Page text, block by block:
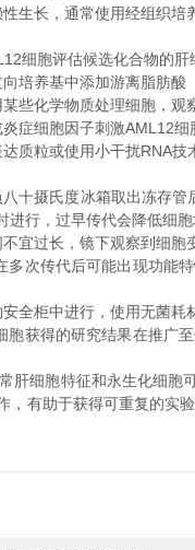
长，通常使用经组织培
胞评估候选化合物的肝
养基中添加游离脂肪酸
化学物质处理细胞，观
细胞因子刺激AML12细
粒或使用小干扰RNA技
摄氏度冰箱取出冻存管
进行，过早传代会降低细
过长，镜下观察到细胞
传代后可能出现功能特
柜中进行，使用无菌耗
得的研究结果在推广至
细胞特征和永生化细胞
，有助于获得可重复的实